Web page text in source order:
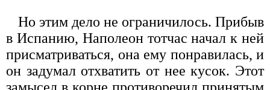
Но этим дело не ограничилось. Прибыв
в Испанию, Наполеон тотчас начал к ней
присматриваться, она ему понравилась, и
он задумал отхватить от нее кусок. Этот